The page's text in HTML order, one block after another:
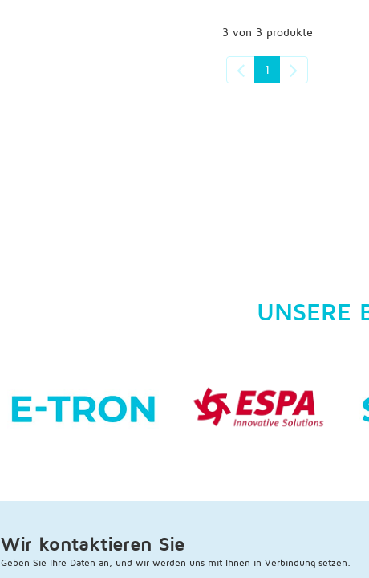
3 von 3 produkte
1
UNSERE
Wir kontaktieren Sie
Geben Sie Ihre Daten an, und wir werden uns mit Ihnen in Verbindung setzen.